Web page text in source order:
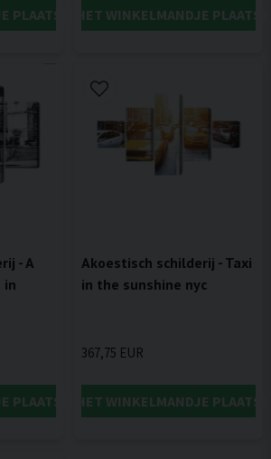
PLAATSENIN HET WINKELMANDJE
- A
in
PLAATSEN
Akoestisch schilderij - Taxi
in the sunshine nyc
367,75 EUR
IN HET WINKELMANDJE